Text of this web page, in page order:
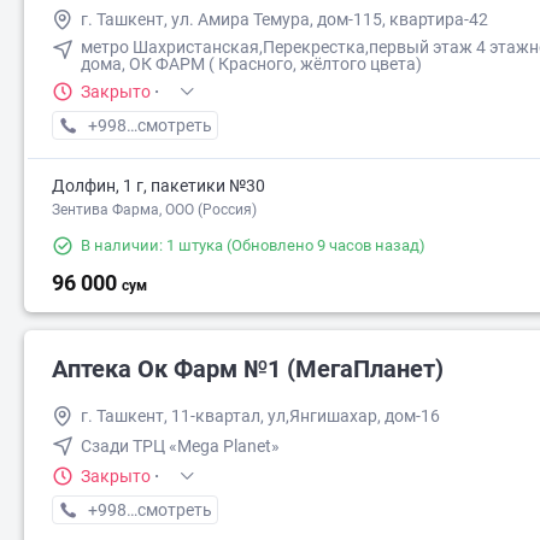
г. Ташкент, ул. Амира Темура, дом-115, квартира-42
метро Шахристанская,Перекрестка,первый этаж 4
дома, ОК ФАРМ ( Красного, жёлтого цвета)
Закрыто ·
+998 (90) XXX-XX-XX
смотреть
Долфин, 1 г, пакетики №30
Зентива Фарма, ООО (Россия)
В наличии: 1 штука (Обновлено 9 часов назад)
96 000 сум
Аптека Ок Фарм №1 (МегаПланет)
г. Ташкент, 11-квартал, ул,Янгишахар, дом-16
Сзади ТРЦ «Mega Planet»
Закрыто ·
+998 (90) XXX-XX-XX
смотреть